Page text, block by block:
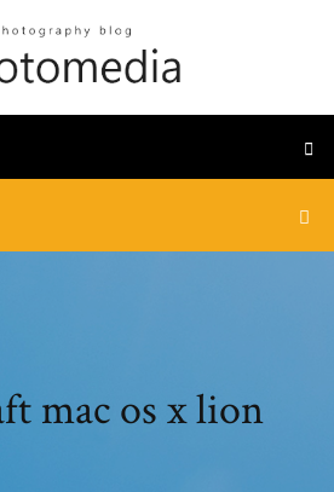
mac os x lion